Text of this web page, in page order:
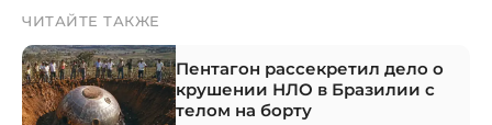
ЧИТАЙТЕ ТАКЖЕ
Пентагон рассекретил дело о
крушении НЛО в Бразилии с
телом на борту